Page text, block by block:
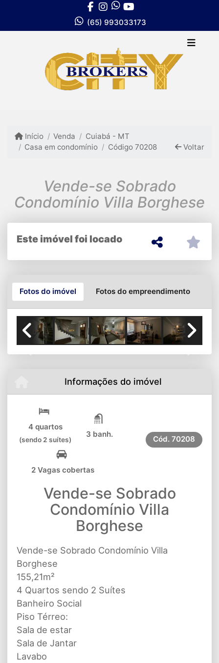
(65) 993033173
Início Venda
Cuiabá - MT
Casa em condomínio
Código 70208 Voltar
Vende-se Sobrado
Condomínio Villa Borghese
Este imóvel foi locado
Fotos do imóvel Fotos do empreendimento
Informações do imóvel
4 quartos
(sendo 2 suítes)
3 banh.
2 Vagas cobertas
Cód. 70208
Vende-se Sobrado
Condomínio Villa
Borghese
Vende-se Sobrado Condomínio Villa
Borghese
155,21m²
4 Quartos sendo 2 Suítes
Banheiro Social
Piso Térreo:
Sala de estar
Sala de Jantar
Lavabo